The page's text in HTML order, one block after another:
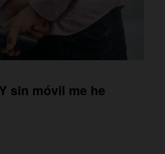
sin móvil me he